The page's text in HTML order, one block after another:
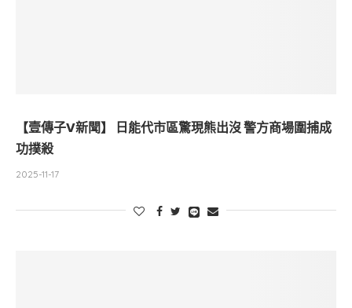
【壹傳子V新聞】 日能代市區驚現熊出沒 警方商場圍捕成
功撲殺
2025-11-17